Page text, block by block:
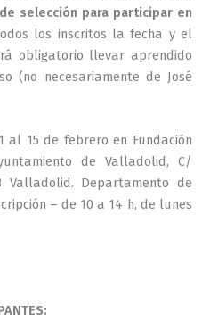
selección para participar en
los inscritos la fecha y el
obligatorio llevar aprendido
(no necesariamente de José
al 15 de febrero en Fundación
de Valladolid, C/
Valladolid. Departamento de
– de 10 a 14 h, de lunes